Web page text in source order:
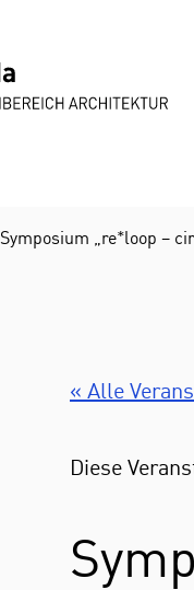
Symposium „re*loop –
« Alle
Diese